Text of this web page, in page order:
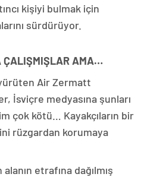
kişiyi bulmak için
sürdürüyor.
ÇALIŞMIŞLAR AMA…
Air Zermatt
İsviçre medyasına şunları
çok kötü… Kayakçıların bir
rüzgardan korumaya
etrafına dağılmış